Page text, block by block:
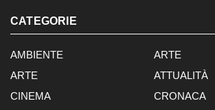
CATEGORIE
AMBIENTE
ARTE
ARTE
ATTUALITÀ
CINEMA
CRONACA